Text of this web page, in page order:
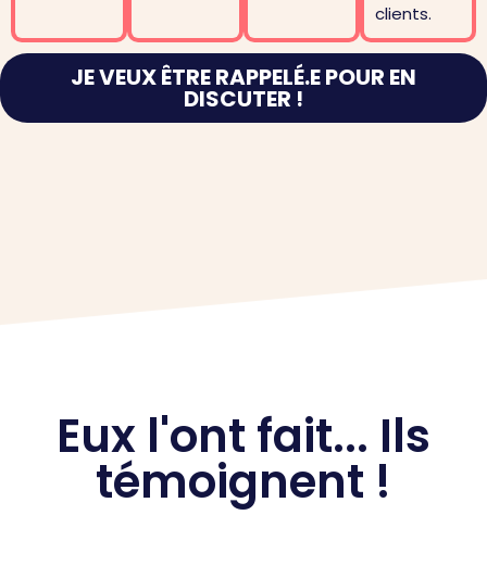
clients.
JE VEUX ÊTRE RAPPELÉ.E POUR EN
DISCUTER !
Eux l'ont fait... Ils
témoignent !